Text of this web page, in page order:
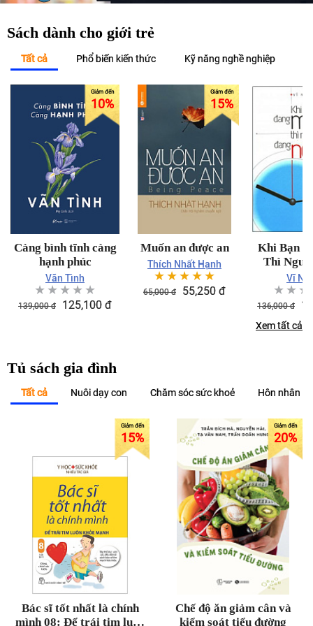
Sách dành cho giới trẻ
Tất cả Phổ biến kiến thức Kỹ năng nghề nghiệp
10%
Càng bình tĩnh càng
hạnh phúc
Vãn Tình
☆ ☆ ☆ ☆ ☆
139,000đ 125,100 đ
15%
Muốn an được an
Thích Nhất Hạnh
☆☆☆☆☆
65,000đ 55,250 đ
Khi Bạn
Thì
Đang
Vĩ
☆ ☆ ☆
136,000đ
Xem tất cả
Tủ sách gia đình
Tất cả Nuôi dạy con Chăm sóc sức khoẻ Hôn nhân
15%
Bác sĩ tốt nhất là chính
mình 08: Để trái tim luôn
20%
Chế độ ăn giảm cân và
kiểm soát tiểu đường